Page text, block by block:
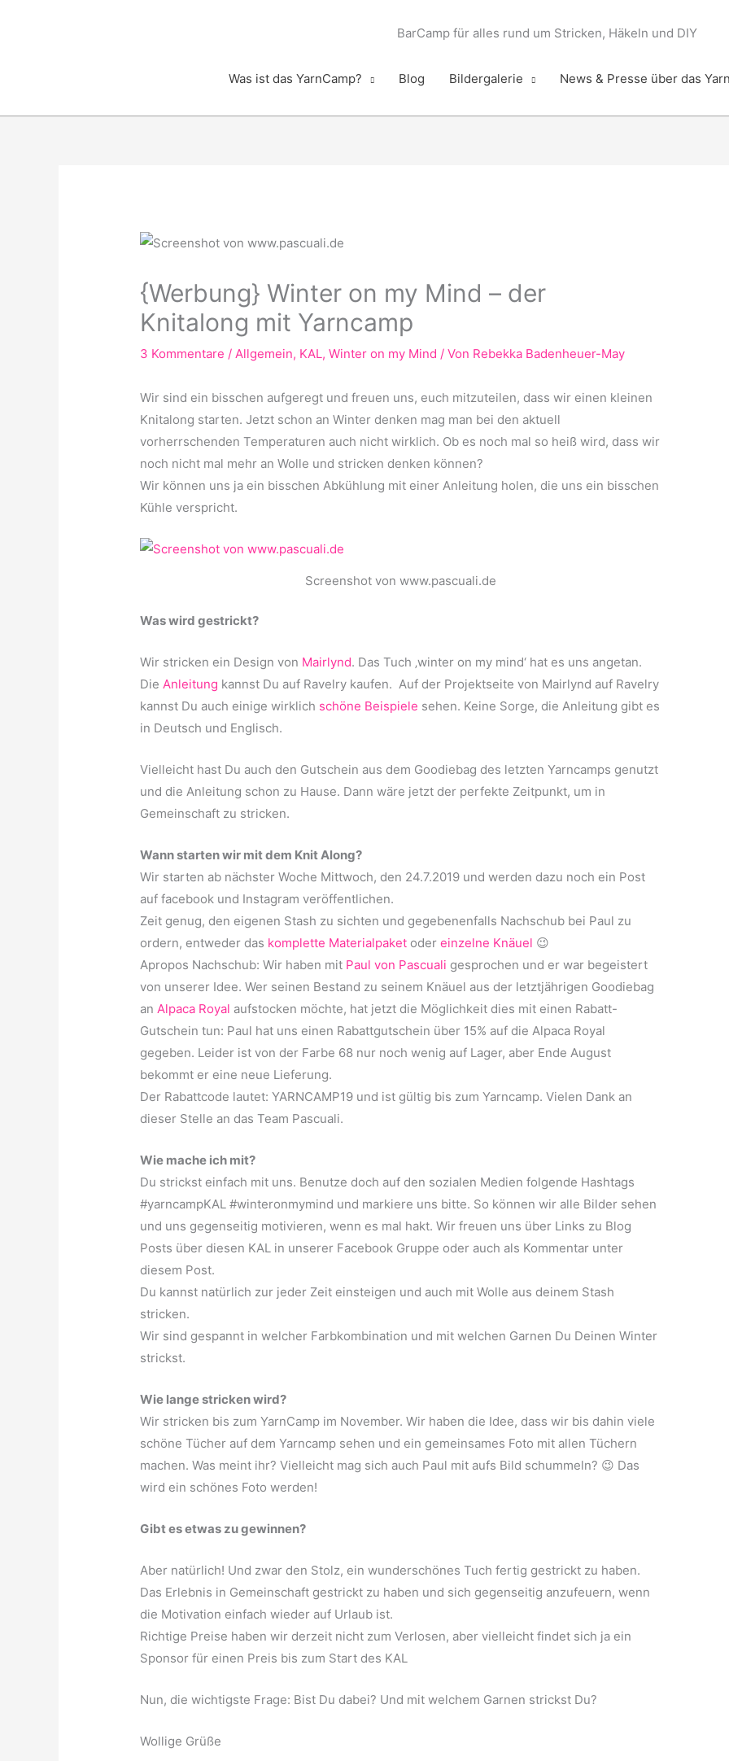
BarCamp für alles rund um Stricken, Häkeln und DIY
Was ist das YarnCamp? Blog Bildergalerie News & Presse über das
{Werbung} Winter on my Mind – der
Knitalong mit Yarncamp
3 Kommentare / Allgemein, KAL,Winter on my Mind / Von Rebekka Badenheuer-May
Wir sind ein bisschen aufgeregt und freuen uns, euch mitzuteilen, dass wir einen kleinen
Knitalong starten. Jetzt schon an Winter denken mag man bei den aktuell
vorherrschenden Temperaturen auch nicht wirklich. Ob es noch mal so heiß wird, dass wir
noch nicht mal mehr an Wolle und stricken denken können?
Wir können uns ja ein bisschen Abkühlung mit einer Anleitung holen, die uns ein bisschen
Kühle verspricht.
Screenshot von www.pascuali.de
Was wird gestrickt?
Wir stricken ein Design von Mairlynd. Das Tuch ‚winter on my mind‘ hat es uns angetan.
DieAnleitung kannst Du auf Ravelry kaufen. Auf der Projektseite von Mairlynd auf Ravelry
kannst Du auch einige wirklich schöne Beispiele sehen. Keine Sorge, die Anleitung gibt es
in Deutsch und Englisch.
Vielleicht hast Du auch den Gutschein aus dem Goodiebag des letzten Yarncamps genutzt
und die Anleitung schon zu Hause. Dann wäre jetzt der perfekte Zeitpunkt, um in
Gemeinschaft zu stricken.
Wann starten wir mit dem Knit Along?
Wir starten ab nächster Woche Mittwoch, den 24.7.2019 und werden dazu noch ein Post
auf facebook und Instagram veröffentlichen.
Zeit genug, den eigenen Stash zu sichten und gegebenenfalls Nachschub bei Paul zu
ordern, entweder das komplette Materialpaket odereinzelne Knäuel 😉
Apropos Nachschub: Wir haben mit Paul von Pascuali gesprochen und er war begeistert
von unserer Idee. Wer seinen Bestand zu seinem Knäuel aus der letztjährigen Goodiebag
an Alpaca Royal aufstocken möchte, hat jetzt die Möglichkeit dies mit einen Rabatt-
Gutschein tun: Paul hat uns einen Rabattgutschein über 15% auf die Alpaca Royal
gegeben. Leider ist von der Farbe 68 nur noch wenig auf Lager, aber Ende August
bekommt er eine neue Lieferung.
Der Rabattcode lautet: YARNCAMP19 und ist gültig bis zum Yarncamp. Vielen Dank an
dieser Stelle an das Team Pascuali.
Wie mache ich mit?
Du strickst einfach mit uns. Benutze doch auf den sozialen Medien folgende Hashtags
#yarncampKAL #winteronmymind und markiere uns bitte. So können wir alle Bilder sehen
und uns gegenseitig motivieren, wenn es mal hakt. Wir freuen uns über Links zu Blog
Posts über diesen KAL in unserer Facebook Gruppe oder auch als Kommentar unter
diesem Post.
Du kannst natürlich zur jeder Zeit einsteigen und auch mit Wolle aus deinem Stash
stricken.
Wir sind gespannt in welcher Farbkombination und mit welchen Garnen Du Deinen Winter
strickst.
Wie lange stricken wird?
Wir stricken bis zum YarnCamp im November. Wir haben die Idee, dass wir bis dahin viele
schöne Tücher auf dem Yarncamp sehen und ein gemeinsames Foto mit allen Tüchern
machen. Was meint ihr? Vielleicht mag sich auch Paul mit aufs Bild schummeln? 😉 Das
wird ein schönes Foto werden!
Gibt es etwas zu gewinnen?
Aber natürlich! Und zwar den Stolz, ein wunderschönes Tuch fertig gestrickt zu haben.
Das Erlebnis in Gemeinschaft gestrickt zu haben und sich gegenseitig anzufeuern, wenn
die Motivation einfach wieder auf Urlaub ist.
Richtige Preise haben wir derzeit nicht zum Verlosen, aber vielleicht findet sich ja ein
Sponsor für einen Preis bis zum Start des KAL
Nun, die wichtigste Frage: Bist Du dabei? Und mit welchem Garnen strickst Du?
Wollige Grüße